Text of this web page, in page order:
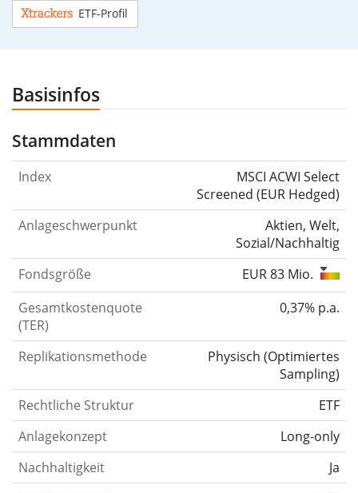
ETF-Profil
Basisinfos
Stammdaten
Index
MSCI ACWI Select
Screened (EUR Hedged)
Anlageschwerpunkt
Aktien, Welt,
Sozial/Nachhaltig
Fondsgröße
EUR 83 Mio.
Gesamtkostenquote
(TER)
0,37% p.a.
Replikationsmethode Physisch (Optimiertes
Sampling)
Rechtliche Struktur
ETF
Anlagekonzept
Long-only
Nachhaltigkeit
Ja